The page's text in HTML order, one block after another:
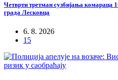
Четврти третман сузбијања комараца
града Лесковца
6. 8. 2026
15